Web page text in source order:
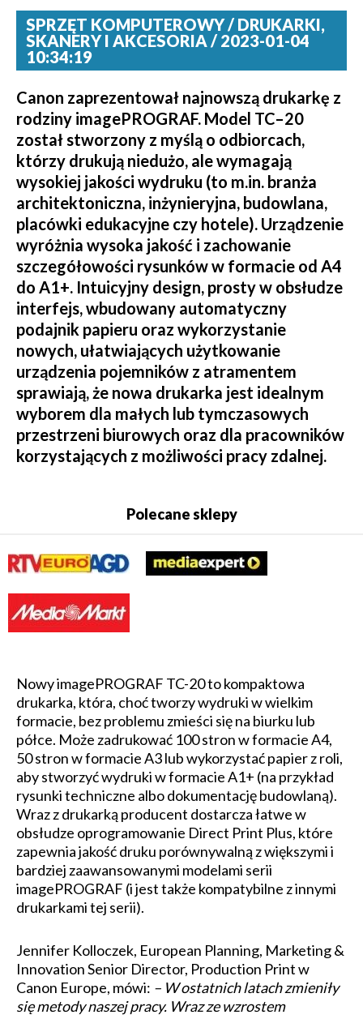
SPRZĘT KOMPUTEROWY / DRUKARKI,
SKANERY I AKCESORIA / 2023-01-04
10:34:19
Canon zaprezentował najnowszą drukarkę z
rodziny imagePROGRAF. Model TC–20
został stworzony z myślą o odbiorcach,
którzy drukują niedużo, ale wymagają
wysokiej jakości wydruku (to m.in. branża
architektoniczna, inżynieryjna, budowlana,
placówki edukacyjne czy hotele). Urządzenie
wyróżnia wysoka jakość i zachowanie
szczegółowości rysunków w formacie od A4
do A1+. Intuicyjny design, prosty w obsłudze
interfejs, wbudowany automatyczny
podajnik papieru oraz wykorzystanie
nowych, ułatwiających użytkowanie
urządzenia pojemników z atramentem
sprawiają, że nowa drukarka jest idealnym
wyborem dla małych lub tymczasowych
przestrzeni biurowych oraz dla pracowników
korzystających z możliwości pracy zdalnej.
Polecane sklepy
Nowy imagePROGRAF TC-20 to kompaktowa
drukarka, która, choć tworzy wydruki w wielkim
formacie, bez problemu zmieści się na biurku lub
półce. Może zadrukować 100 stron w formacie A4,
50 stron w formacie A3 lub wykorzystać papier z roli,
aby stworzyć wydruki w formacie A1+ (na przykład
rysunki techniczne albo dokumentację budowlaną).
Wraz z drukarką producent dostarcza łatwe w
obsłudze oprogramowanie Direct Print Plus, które
zapewnia jakość druku porównywalną z większymi i
bardziej zaawansowanymi modelami serii
imagePROGRAF (i jest także kompatybilne z innymi
drukarkami tej serii).
Jennifer Kolloczek, European Planning, Marketing &
Innovation Senior Director, Production Print w
Canon Europe, mówi: – W ostatnich latach zmieniły
się metody naszej pracy. Wraz ze wzrostem